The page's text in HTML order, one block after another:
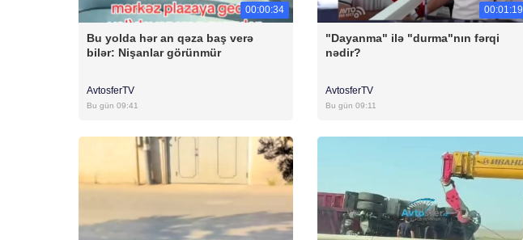
00:00:34
Bu yolda hər an qəza baş verə
bilər: Nişanlar görünmür
AvtosferTV
Bu gün 09:41
00:01:19
"Dayanma" ilə "durma"nın fərqi
nədir?
AvtosferTV
Bu gün 09:11